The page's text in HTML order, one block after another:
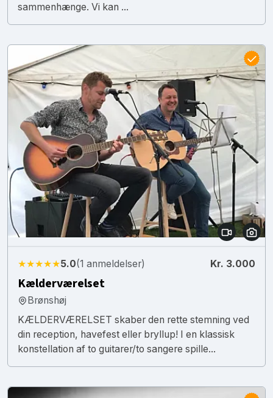
sammenhænge. Vi kan ...
★★★★★5.0(1 anmeldelser) Kr. 3.000
Kælderværelset
Brønshøj
KÆLDERVÆRELSET skaber den rette stemning ved
din reception, havefest eller bryllup! I en klassisk
konstellation af to guitarer/to sangere spille...